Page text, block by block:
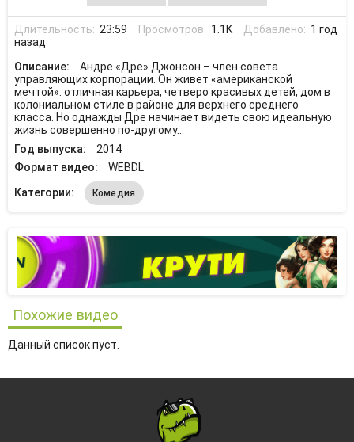
Длительность: 23:59 Просмотров: 1.1K Добавлено: 1 год
назад
Описание:
Андре «Дре» Джонсон – член совета
управляющих корпорации. Он живет «американской
мечтой»: отличная карьера, четверо красивых детей, дом в
колониальном стиле в районе для верхнего среднего
класса. Но однажды Дре начинает видеть свою идеальную
жизнь совершенно по-другому…
Год выпуска:
2014
Формат видео:
WEBDL
Категории:
Комедия
Похожие видео
Данный список пуст.